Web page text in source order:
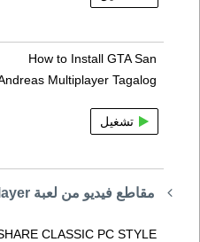
How to Install GTA San
Multiplayer Tagalog
تشغيل
مقاطع فيديو من لعبة San Andreas Multiplayer
CLASSIC PC STYLE